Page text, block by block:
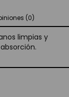
(0)
limpias y